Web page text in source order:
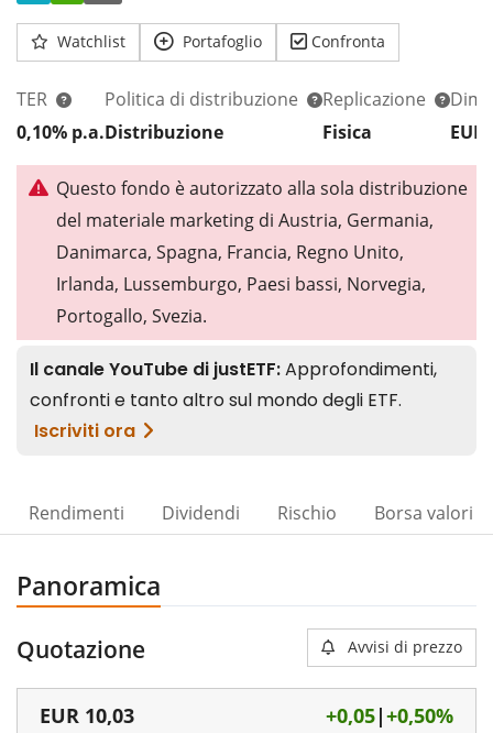
Watchlist Portafoglio Confronta
TER
0,10% p.a.
Politica di distribuzione
Distribuzione
Replicazione
Fisica
Questo fondo è autorizzato alla sola distribuzione
del materiale marketing di Austria, Germania,
Danimarca, Spagna, Francia, Regno Unito,
Irlanda, Lussemburgo, Paesi bassi, Norvegia,
Portogallo, Svezia.
Rendimenti Dividendi Rischio Borsa valori
Panoramica
Quotazione Avvisi di prezzo
EUR 10,03 +0,05|+0,50%